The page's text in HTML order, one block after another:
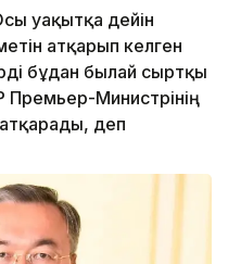
уақытқа дейін
атқарып келген
бұдан былай сыртқы
Министрінің
деп